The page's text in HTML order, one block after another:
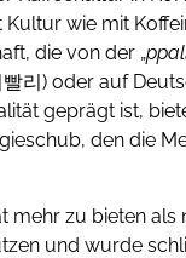
wie mit
die von der „
리) oder auf
geprägt ist,
den die
mehr zu bieten als
und wurde